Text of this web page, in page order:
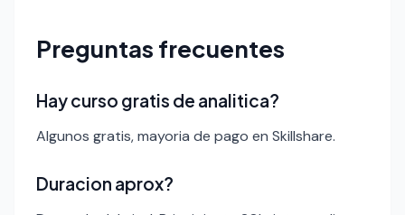
Preguntas frecuentes
Hay curso gratis de analitica?
Algunos gratis, mayoria de pago en Skillshare.
Duracion aprox?